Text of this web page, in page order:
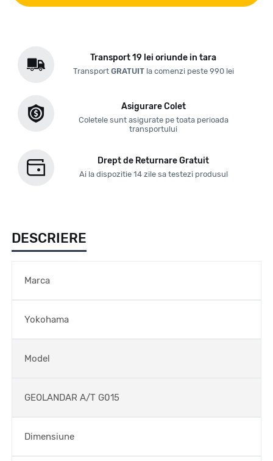
Transport 19 lei oriunde in tara
Transport GRATUITla comenzi peste 990 lei
Asigurare Colet
Coletele sunt asigurate pe toata perioada
transportului
Drept de Returnare Gratuit
Ai la dispozitie 14 zile sa testezi produsul
DESCRIERE
Marca
Yokohama
Model
GEOLANDAR A/T G015
Dimensiune